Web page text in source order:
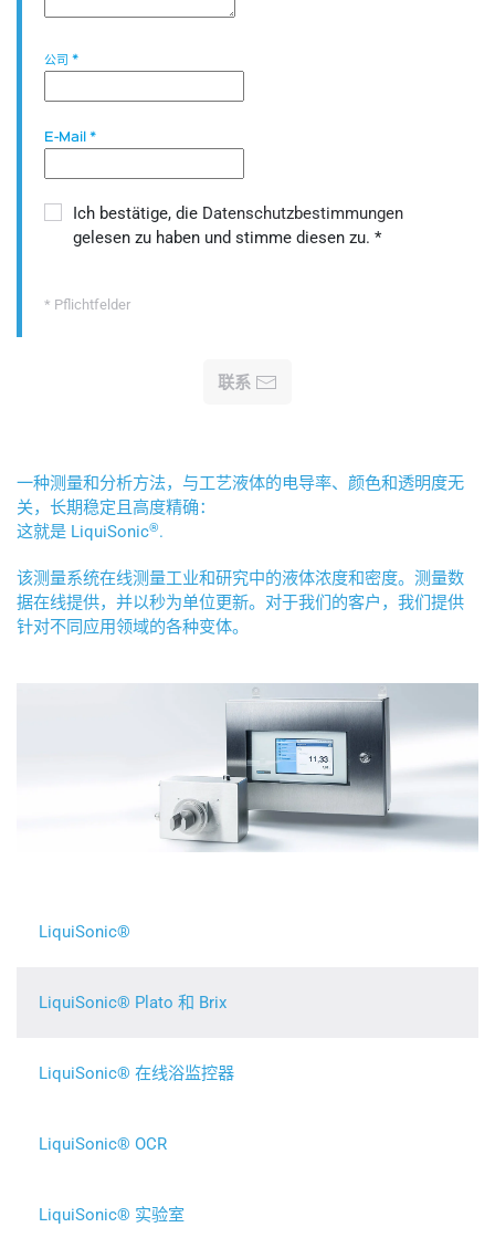
公司 *
E-Mail *
Ich bestätige, die Datenschutzbestimmungen
gelesen zu haben und stimme diesen zu. *
* Pflichtfelder
联系
一种测量和分析方法，与工艺液体的电导率、颜色和透明度无
关，长期稳定且高度精确：
这就是 LiquiSonic®.
该测量系统在线测量工业和研究中的液体浓度和密度。测量数
据在线提供，并以秒为单位更新。对于我们的客户，我们提供
针对不同应用领域的各种变体。
LiquiSonic®
LiquiSonic® Plato 和 Brix
LiquiSonic® 在线浴监控器
LiquiSonic® OCR
LiquiSonic® 实验室